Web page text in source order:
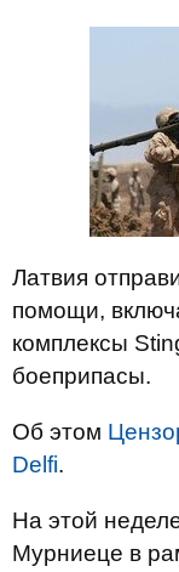
Латвия
помощи,
комплексы
боеприпасы.
Об этом
Delfi.
На этой
Мурниеце в